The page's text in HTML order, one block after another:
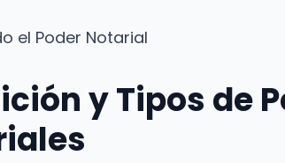
el Poder Notarial
y Tipos de